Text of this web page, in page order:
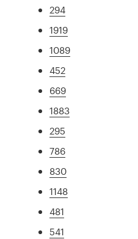
294
1919
1089
452
669
1883
295
786
830
1148
481
541